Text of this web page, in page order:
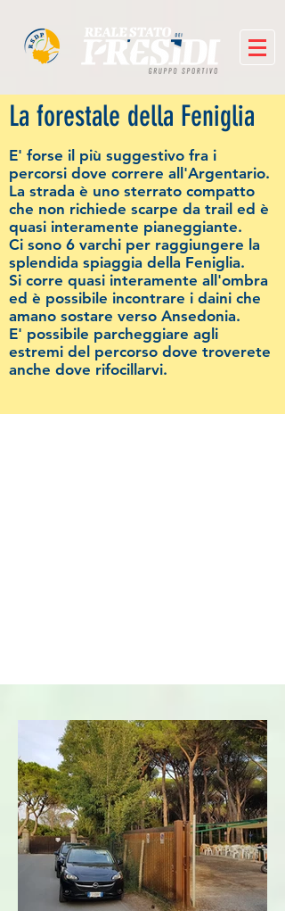
La forestale della Feniglia
E' forse il più suggestivo fra i
percorsi dove correre all'Argentario.
La strada è uno sterrato compatto
che non richiede scarpe da trail ed è
quasi interamente pianeggiante.
Ci sono 6 varchi per raggiungere la
splendida spiaggia della Feniglia.
Si corre quasi interamente all'ombra
ed è possibile incontrare i daini che
amano sostare verso Ansedonia.
E' possibile parcheggiare agli
estremi del percorso dove troverete
anche dove rifocillarvi.